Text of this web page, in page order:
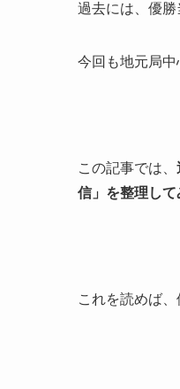
過去には、優勝
今回も地元局中
この記事では、
信」を整理して
これを読めば